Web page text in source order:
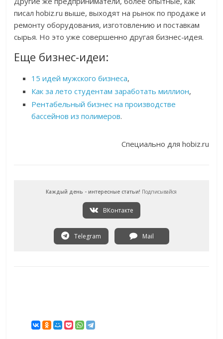
писал hobiz.ru выше, выходят на рынок по продаже и
ремонту оборудования, изготовлению и поставкам
сырья. Но это уже совершенно другая бизнес-идея.
Еще бизнес-идеи:
15 идей мужского бизнеса,
Как за лето студентам заработать миллион,
Рентабельный бизнес на производстве
бассейнов из полимеров.
Специально для hobiz.ru
Каждый день - интересные статьи! Подписывайся
ВКонтакте
Telegram Mail